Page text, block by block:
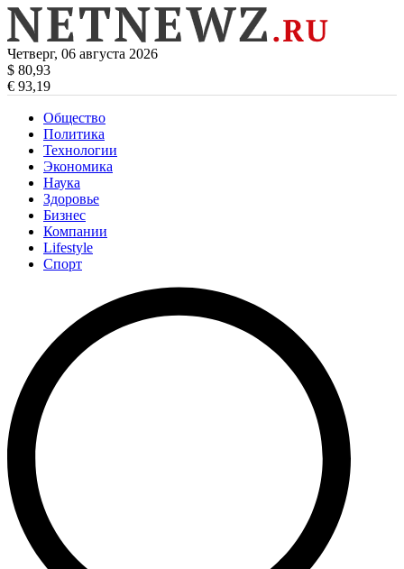
Четверг, 06 августа 2026
$ 80,93
€ 93,19
Общество
Политика
Технологии
Экономика
Наука
Здоровье
Бизнес
Компании
Lifestyle
Спорт